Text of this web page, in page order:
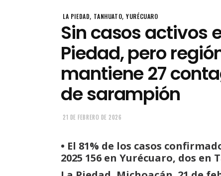
LA PIEDAD, TANHUATO,YURÉCUARO
Sin casos activos
Piedad, pero
mantiene 27
de sarampión
21 DE FEBRERO DE 2026
• El 81% de los casos
2025 156 en Yurécuaro, dos en